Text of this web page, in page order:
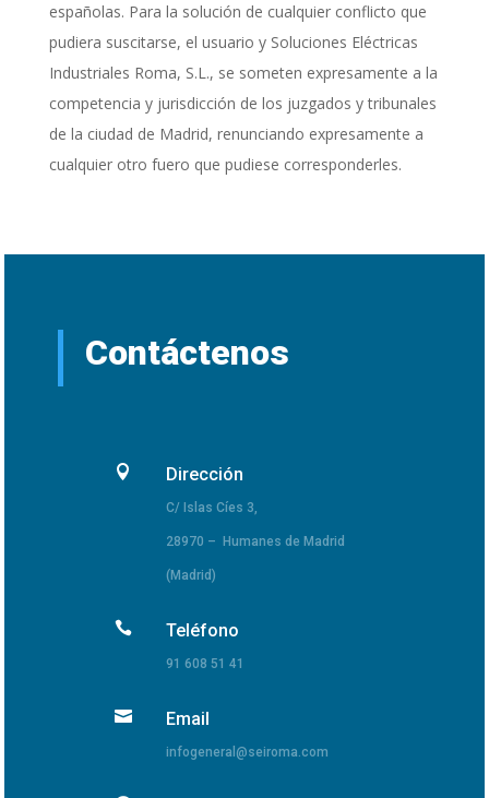
españolas. Para la solución de cualquier conflicto que
pudiera suscitarse, el usuario y Soluciones Eléctricas
Industriales Roma, S.L., se someten expresamente a la
competencia y jurisdicción de los juzgados y tribunales
de la ciudad de Madrid, renunciando expresamente a
cualquier otro fuero que pudiese corresponderles.
Contáctenos
 Dirección
C/ Islas Cíes 3,
28970 – Humanes de Madrid
(Madrid)
 Teléfono
91 608 51 41
 Email
infogeneral@seiroma.com